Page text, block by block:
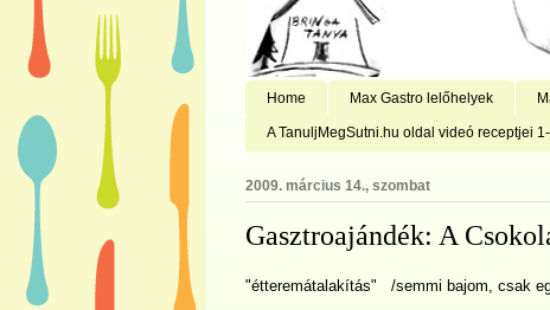
Home Max Gastro lelőhelyek
A TanuljMegSutni.hu oldal videó receptjei
2009. március 14., szombat
Gasztroajándék: A
"étteremátalakítás" /semmi bajom, csak